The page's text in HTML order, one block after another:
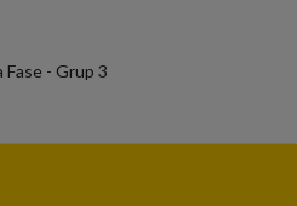
Fase - Grup 3